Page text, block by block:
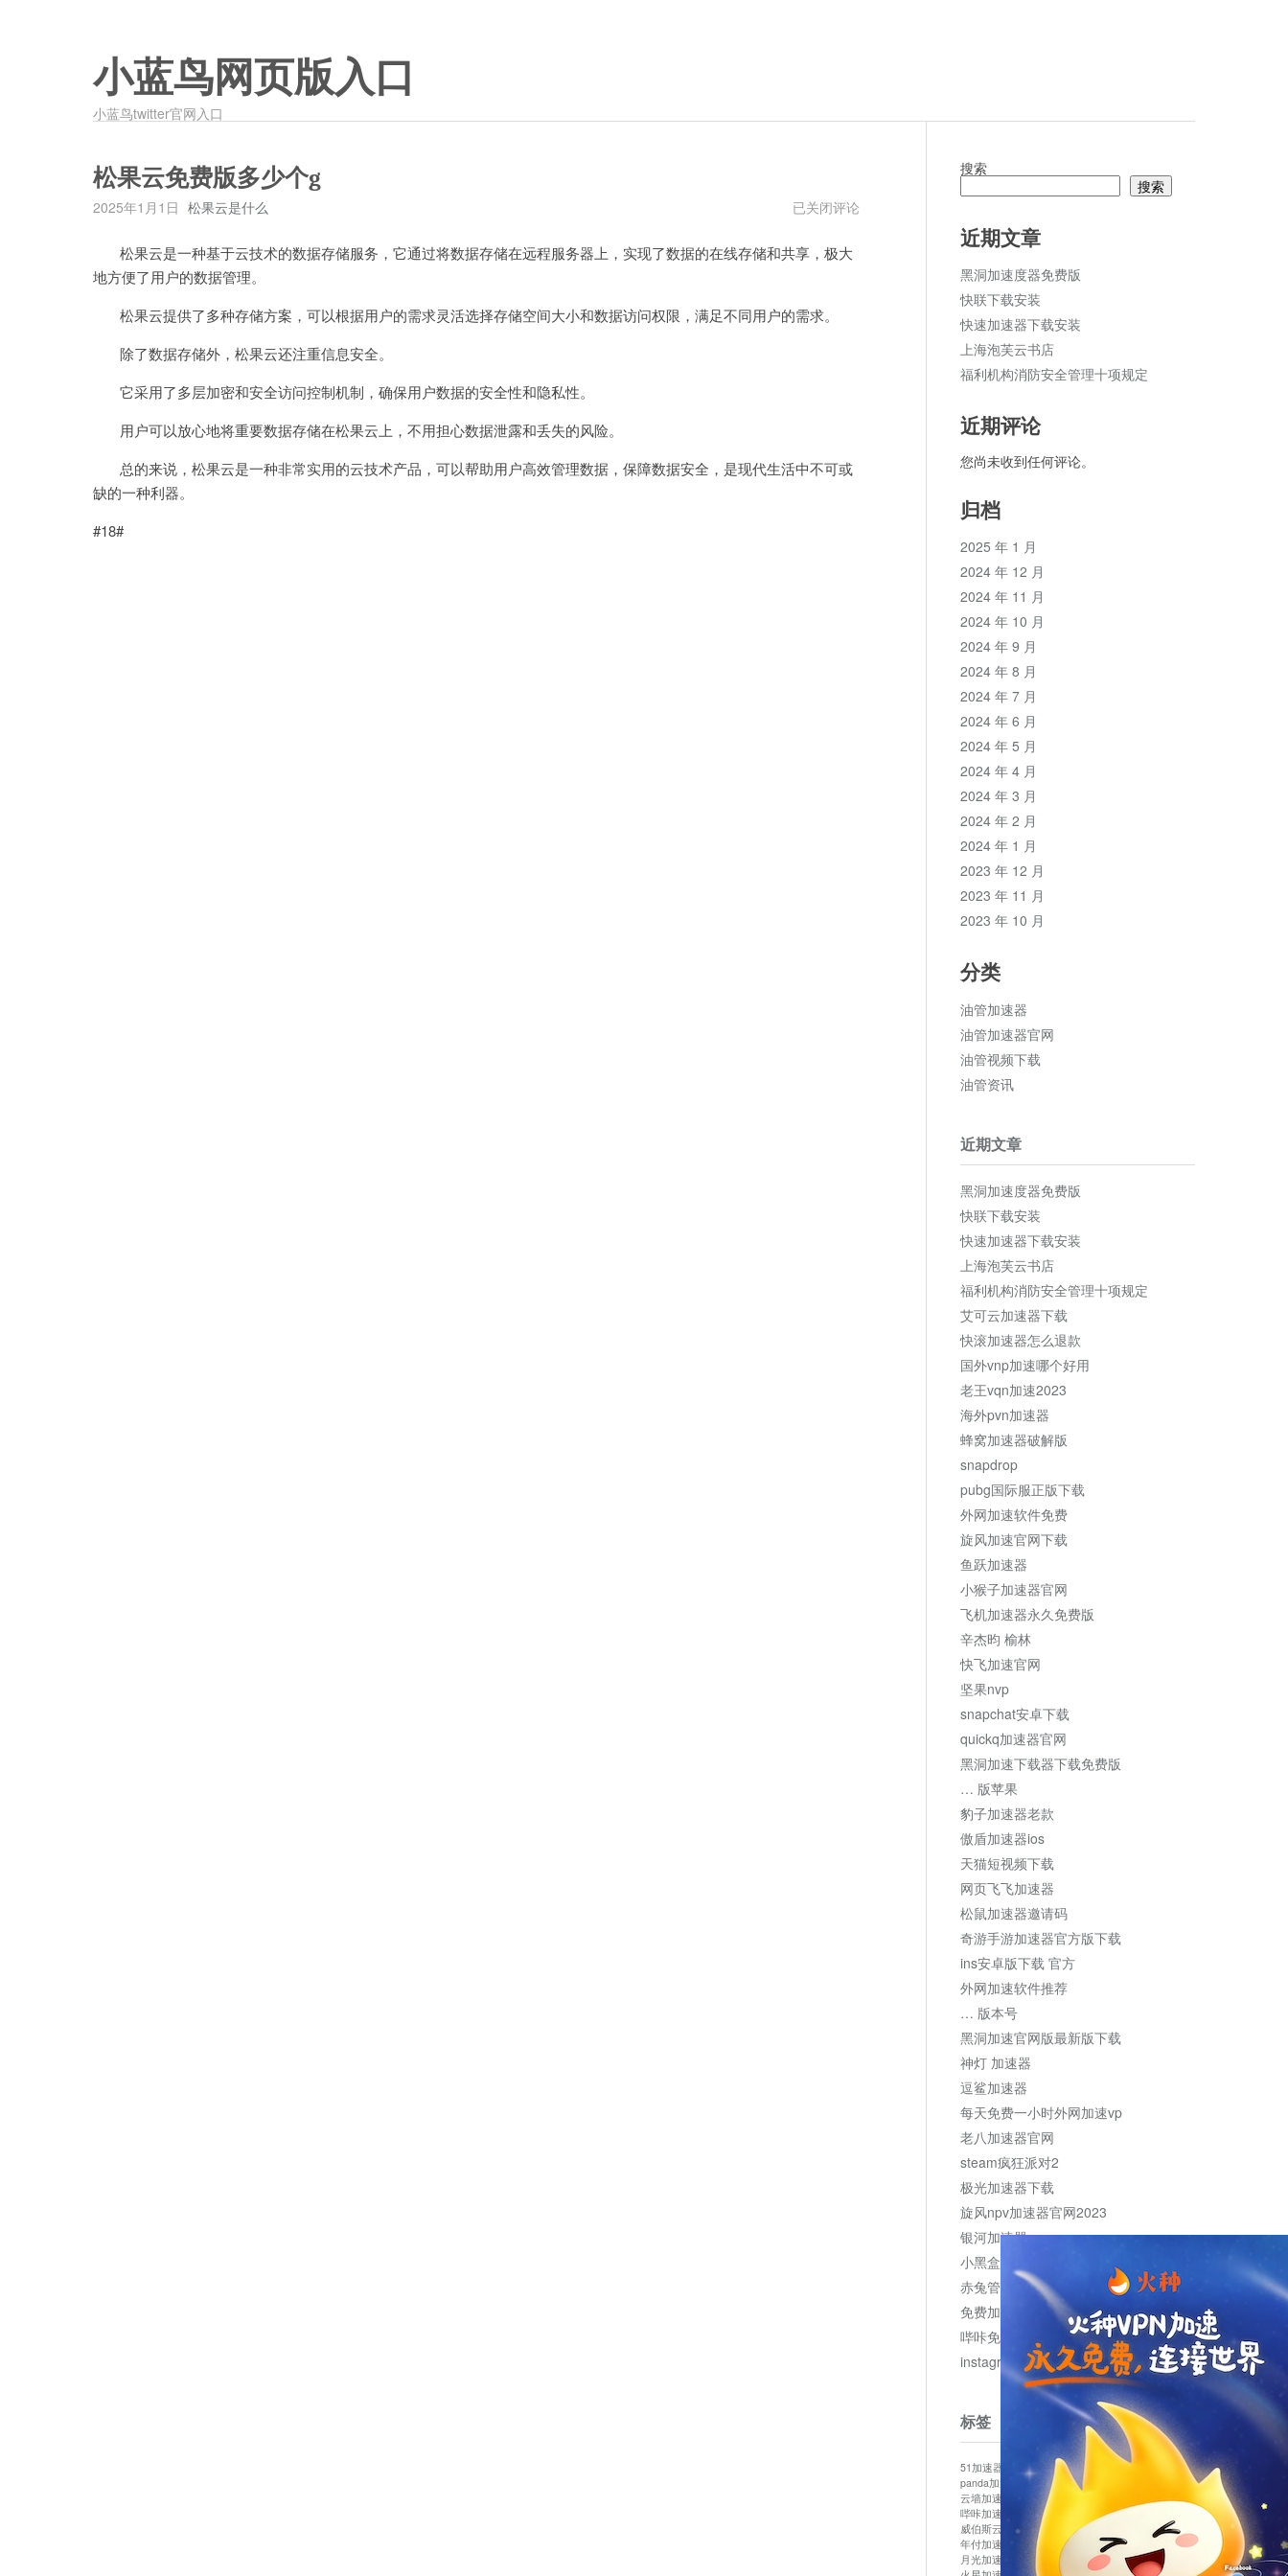
小蓝鸟网页版入口
小蓝鸟twitter官网入口
松果云免费版多少个g
2025年1月1日 松果云是什么
松
免
少
个
已关闭评论
松果云是一种基于云技术的数据存储服务，它通过将数据存储在远程服务器上，实现了数据的在线存储和共享，极大
地方便了用户的数据管理。
松果云提供了多种存储方案，可以根据用户的需求灵活选择存储空间大小和数据访问权限，满足不同用户的需求。
除了数据存储外，松果云还注重信息安全。
它采用了多层加密和安全访问控制机制，确保用户数据的安全性和隐私性。
用户可以放心地将重要数据存储在松果云上，不用担心数据泄露和丢失的风险。
总的来说，松果云是一种非常实用的云技术产品，可以帮助用户高效管理数据，保障数据安全，是现代生活中不可或
缺的一种利器。
#18#
搜索
搜索
近期文章
黑洞加速度器免费版
快联下载安装
快速加速器下载安装
上海泡芙云书店
福利机构消防安全管理十项规定
近期评论
您尚未收到任何评论。
归档
2025 年 1 月
2024 年 12 月
2024 年 11 月
2024 年 10 月
2024 年 9 月
2024 年 8 月
2024 年 7 月
2024 年 6 月
2024 年 5 月
2024 年 4 月
2024 年 3 月
2024 年 2 月
2024 年 1 月
2023 年 12 月
2023 年 11 月
2023 年 10 月
分类
油管加速器
油管加速器官网
油管视频下载
油管资讯
近期文章
黑洞加速度器免费版
快联下载安装
快速加速器下载安装
上海泡芙云书店
福利机构消防安全管理十项规定
艾可云加速器下载
快滚加速器怎么退款
国外vnp加速哪个好用
老王vqn加速2023
海外pvn加速器
蜂窝加速器破解版
snapdrop
pubg国际服正版下载
外网加速软件免费
旋风加速官网下载
鱼跃加速器
小猴子加速器官网
飞机加速器永久免费版
辛杰昀 榆林
快飞加速官网
坚果nvp
snapchat安卓下载
quickq加速器官网
黑洞加速下载器下载免费版
… 版苹果
豹子加速器老款
傲盾加速器ios
天猫短视频下载
网页飞飞加速器
松鼠加速器邀请码
奇游手游加速器官方版下载
ins安卓版下载 官方
外网加速软件推荐
… 版本号
黑洞加速官网版最新版下载
神灯 加速器
逗鲨加速器
每天免费一小时外网加速vp
老八加速器官网
steam疯狂派对2
极光加速器下载
旋风npv加速器官网2023
银河加速器
小黑盒加速器加速
赤兔管理平台
免费加速器
哔咔免费加速服务器
instagram网页版登录入口
标签
51加速器 bitznet hidecat i7加速器
kuai500
panda加速器
snap加速器 vp加速器
中信加速器
云墙加速器
云速加速器
哔咔加速器
哔咔哔咔加速器 喵云 回锅肉加速器
威伯斯云
小明加速器 小蓝鸟加速器
布谷vp加速器
年付加速器
心阶云 快连 怎么上外网
易飞加速器
月光加速器
机场加速器 松果云 梯子加速器